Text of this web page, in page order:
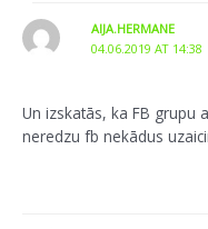
AIJA.HERMANE
04.06.2019 AT 14:38
Un izskatās, ka FB grupu
neredzu fb nekādus